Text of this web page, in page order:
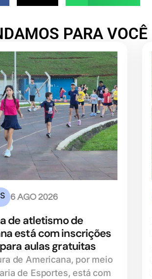
PARA VOCÊ
6 AGO 2026
de atletismo de
está com inscrições
aulas gratuitas
de Americana, por meio
de Esportes, está com